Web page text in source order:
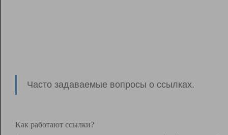
Часто задаваемые вопросы о ссылках.
Как работают ссылки?